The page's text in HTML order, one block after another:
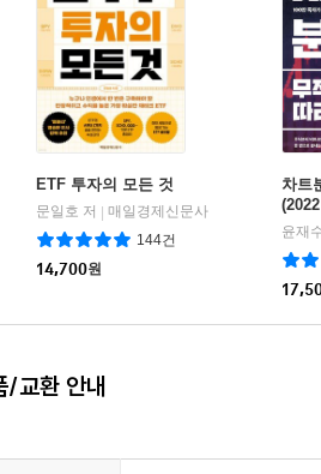
ETF 투자의 모든 것
문일호 저
매일경제신문사
144건
14,700원
차트
윤재
교환 안내